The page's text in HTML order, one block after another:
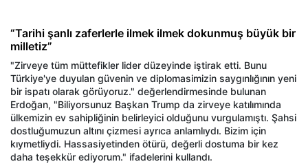
“Tarihi şanlı zaferlerle ilmek ilmek dokunmuş büyük bir
milletiz”
"Zirveye tüm müttefikler lider düzeyinde iştirak etti. Bunu
Türkiye'ye duyulan güvenin ve diplomasimizin saygınlığının yeni
bir ispatı olarak görüyoruz." değerlendirmesinde bulunan
Erdoğan, "Biliyorsunuz Başkan Trump da zirveye katılımında
ülkemizin ev sahipliğinin belirleyici olduğunu vurgulamıştı. Şahsi
dostluğumuzun altını çizmesi ayrıca anlamlıydı. Bizim için
kıymetliydi. Hassasiyetinden ötürü, değerli dostuma bir kez
daha teşekkür ediyorum." ifadelerini kullandı.